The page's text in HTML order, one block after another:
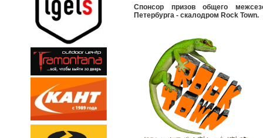
Спонсор призов общего
Петербурга - скалодром Rock Town.